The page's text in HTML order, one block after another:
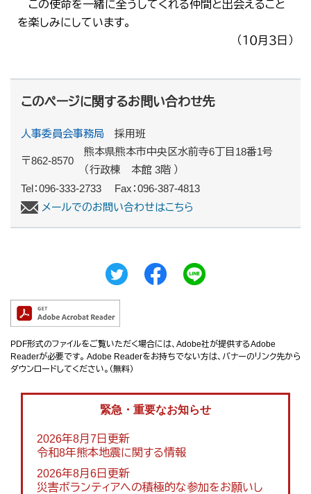
この使命を一緒に全うしてくれる仲間と出会えること
を楽しみにしています。
（１０月３日）
このページに関するお問い合わせ先
人事委員会事務局 採用班
〒862-8570
熊本県熊本市中央区水前寺6丁目18番1号
（行政棟 本館 3階 ）
Tel：096-333-2733
Fax：096-387-4813
メールでのお問い合わせはこちら
PDF形式のファイルをご覧いただく場合には、Adobe社が提供するAdobe
Readerが必要です。 Adobe Readerをお持ちでない方は、バナーのリンク先から
ダウンロードしてください。（無料）
緊急・重要なお知らせ
2026年8月7日更新
令和8年熊本地震に関する情報
2026年8月6日更新
災害ボランティアへの積極的な参加をお願いし